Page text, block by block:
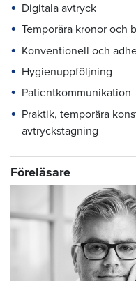
Digitala avtryck
Temporära kronor och
Konventionell och
Hygienuppföljning
Patientkommunikation
Praktik, temporära
avtryckstagning
Föreläsare